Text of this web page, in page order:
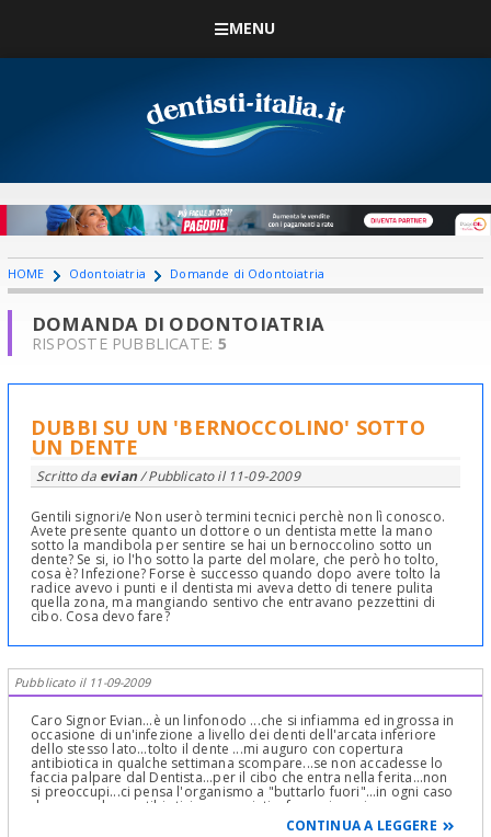
MENU
HOME Odontoiatria Domande di Odontoiatria
DOMANDA DI ODONTOIATRIA
RISPOSTE PUBBLICATE: 5
DUBBI SU UN 'BERNOCCOLINO' SOTTO
UN DENTE
Scritto da evian/ Pubblicato il 11-09-2009
Gentili signori/e Non userò termini tecnici perchè non lì conosco.
Avete presente quanto un dottore o un dentista mette la mano
sotto la mandibola per sentire se hai un bernoccolino sotto un
dente? Se si, io l'ho sotto la parte del molare, che però ho tolto,
cosa è? Infezione? Forse è successo quando dopo avere tolto la
radice avevo i punti e il dentista mi aveva detto di tenere pulita
quella zona, ma mangiando sentivo che entravano pezzettini di
cibo. Cosa devo fare?
Pubblicato il 11-09-2009
Caro Signor Evian...è un linfonodo ...che si infiamma ed ingrossa in
occasione di un'infezione a livello dei denti dell'arcata inferiore
dello stesso lato...tolto il dente ...mi auguro con copertura
antibiotica in qualche settimana scompare...se non accadesse lo
faccia palpare dal Dentista...per il cibo che entra nella ferita...non
si preoccupi...ci pensa l'organismo a "buttarlo fuori"...in ogni caso
deve prendere antibiotici appropriati e fare sciacqui con
Clorexidina ...data dal Dentista...essa disinfetta laCONTINUA A LEGGERE